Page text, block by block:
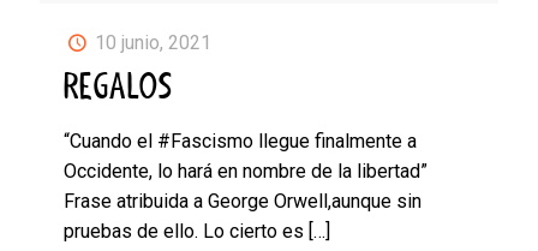
10 junio, 2021
REGALOS
“Cuando el #Fascismo llegue finalmente a
Occidente, lo hará en nombre de la libertad”
Frase atribuida a George Orwell,aunque sin
pruebas de ello. Lo cierto es […]